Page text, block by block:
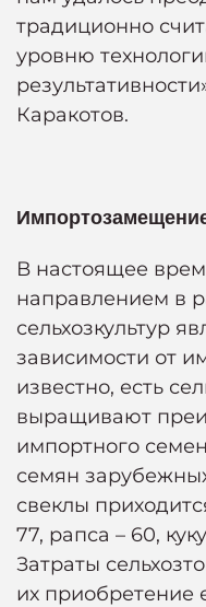
традиционно
уровню
Каракотов.
В настоящее
направлением в
сельхозкультур
зависимости от
известно, есть
выращивают
импортного
семян
свеклы
77, рапса – 60,
Затраты
их приобретение